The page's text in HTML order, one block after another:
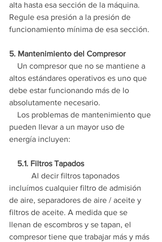
alta hasta esa sección de la máquina.
Regule esa presión a la presión de
funcionamiento mínima de esa sección.
5. Mantenimiento del Compresor
altos estándares operativos es uno que
debe estar funcionando más de lo
absolutamente necesario.
pueden llevar a un mayor uso de
energía incluyen:
    5.1. Filtros Tapados
incluímos cualquier filtro de admisión
de aire, separadores de aire / aceite y
filtros de aceite. A medida que se
llenan de escombros y se tapan, el
compresor tiene que trabajar más y más